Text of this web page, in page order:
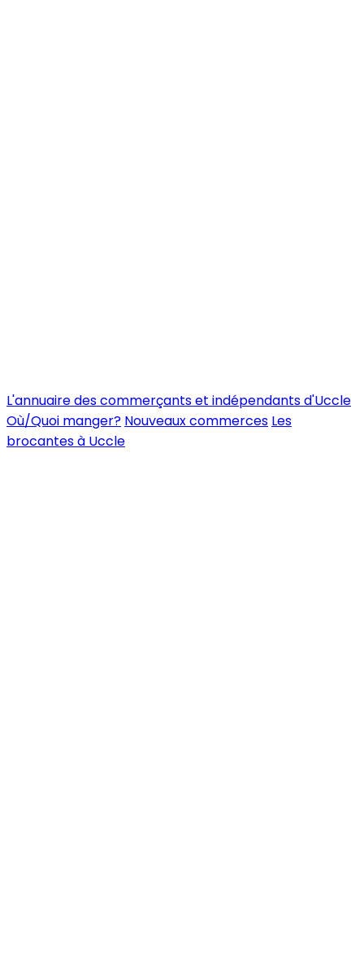
L'annuaire des commerçants et indépendants d'Uccle
Où/Quoi manger? Nouveaux commerces Les
brocantes à Uccle